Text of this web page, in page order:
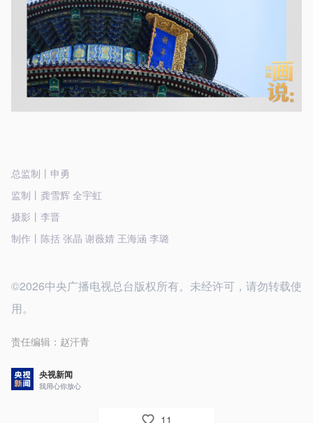
总监制丨申勇
监制丨龚雪辉 全宇虹
摄影丨李晋
制作丨陈括 张晶 谢薇婧 王海涵 李璐
©2026中央广播电视总台版权所有。未经许可，请勿转载使
用。
责任编辑： 赵汗青
央视新闻
我用心你放心
11